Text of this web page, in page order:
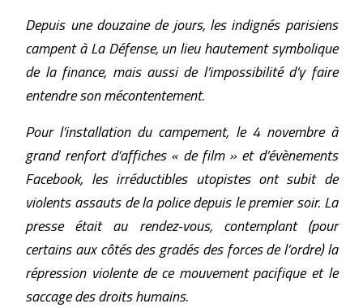
Depuis une douzaine de jours, les indignés parisiens
campent à La Défense, un lieu hautement symbolique
de la finance, mais aussi de l’impossibilité d’y faire
entendre son mécontentement.
Pour l’installation du campement, le 4 novembre à
grand renfort d’affiches « de film » et d’évènements
Facebook, les irréductibles utopistes ont subit de
violents assauts de la police depuis le premier soir. La
presse était au rendez-vous, contemplant (pour
certains aux côtés des gradés des forces de l’ordre) la
répression violente de ce mouvement pacifique et le
saccage des droits humains.